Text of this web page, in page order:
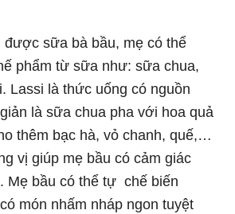
được sữa bà bầu, mẹ có thể
phẩm từ sữa như: sữa chua,
Lassi là thức uống có nguồn
là sữa chua pha với hoa quả
thêm bạc hà, vỏ chanh, quế,…
vị giúp mẹ bầu có cảm giác
Mẹ bầu có thể tự chế biến
món nhấm nháp ngon tuyệt